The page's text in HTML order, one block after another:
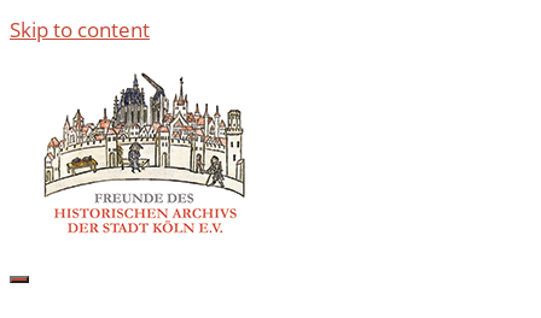
Skip to content